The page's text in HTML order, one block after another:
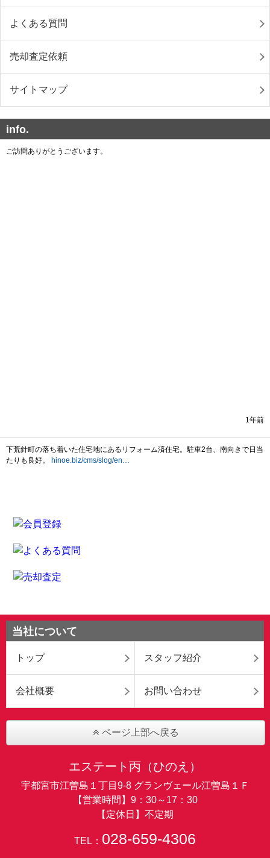
よくある質問
売却査定依頼
サイトマップ
info.
当社について
トップ スタッフ紹介
会社概要 お問い合わせ
ページ上部へ戻る
エステート丙（ひのえ）
宇都宮市江曽島１丁目9-8 グランヴェール江曽島１Ｆ
【営業時間】9：30～17：30
【定休日】不定期
TEL： 028-659-4306